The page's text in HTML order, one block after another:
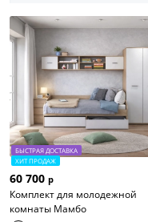
БЫСТРАЯ ДОСТАВКА
ХИТ ПРОДАЖ
60 700 р
Комплект для молодежной
комнаты Мамбо